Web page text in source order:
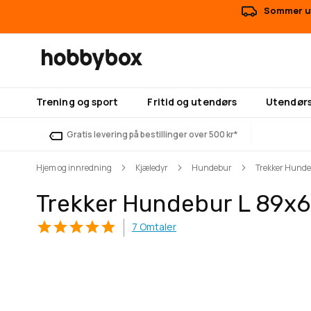
Sommer
Trening og sport Fritid og utendørs
Gratis levering på bestillinger over 500 kr*
Hjem og innredning Kjæledyr Hundebur Trekker
Trekker Hundebur L
7 Omtaler